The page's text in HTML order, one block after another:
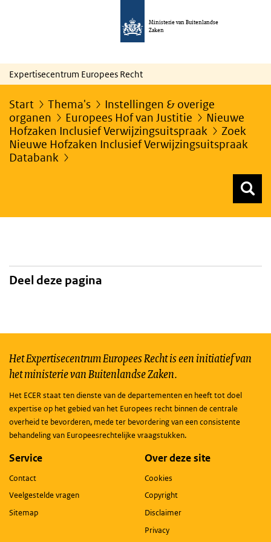
Ministerie van Buitenlandse
Zaken
Expertisecentrum Europees Recht
Start Thema's
Instellingen & overige
organen
Europees Hof van Justitie
Nieuwe
Hofzaken Inclusief Verwijzingsuitspraak
Zoek
Nieuwe Hofzaken Inclusief Verwijzingsuitspraak
Databank
Deel deze pagina
Het Expertisecentrum Europees Recht is een initiatief van
het ministerie van Buitenlandse Zaken.
Het ECER staat ten dienste van de departementen en heeft tot doel
expertise op het gebied van het Europees recht binnen de centrale
overheid te bevorderen, mede ter bevordering van een consistente
behandeling van Europeesrechtelijke vraagstukken.
Service
Contact
Veelgestelde vragen
Sitemap
Over deze site
Cookies
Copyright
Disclaimer
Privacy